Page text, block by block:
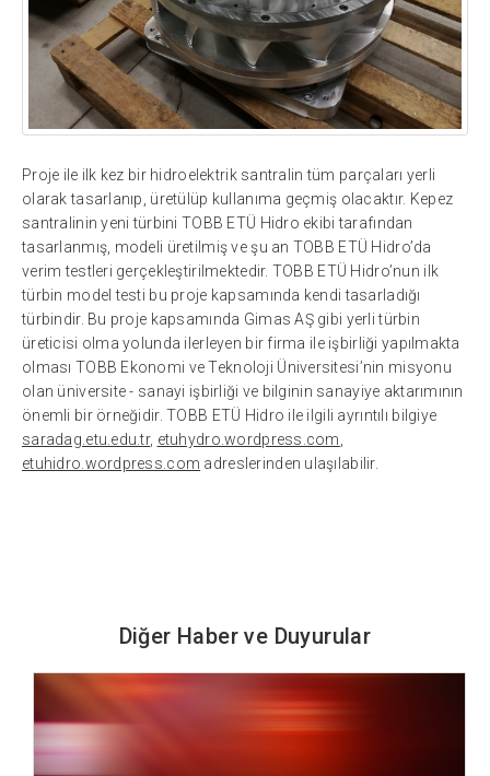
Proje ile ilk kez bir hidroelektrik santralin tüm parçaları yerli
olarak tasarlanıp, üretülüp kullanıma geçmiş olacaktır. Kepez
santralinin yeni türbini TOBB ETÜ Hidro ekibi tarafından
tasarlanmış, modeli üretilmiş ve şu an TOBB ETÜ Hidro’da
verim testleri gerçekleştirilmektedir. TOBB ETÜ Hidro’nun ilk
türbin model testi bu proje kapsamında kendi tasarladığı
türbindir. Bu proje kapsamında Gimas AŞ gibi yerli türbin
üreticisi olma yolunda ilerleyen bir firma ile işbirliği yapılmakta
olması TOBB Ekonomi ve Teknoloji Üniversitesi’nin misyonu
olan üniversite - sanayi işbirliği ve bilginin sanayiye aktarımının
önemli bir örneğidir. TOBB ETÜ Hidro ile ilgili ayrıntılı bilgiye
saradag.etu.edu.tr, etuhydro.wordpress.com
etuhidro.wordpress.com adreslerinden ulaşılabilir.
Diğer Haber ve Duyurular